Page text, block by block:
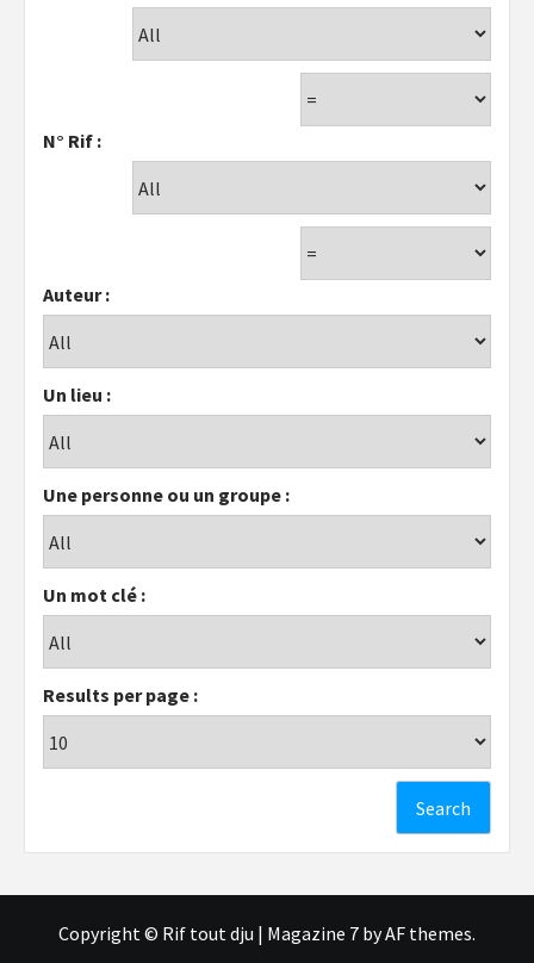
N° Rif :
Auteur :
Un lieu :
Une personne ou un groupe :
Un mot clé :
Results per page :
Copyright © Rif tout dju | Magazine 7 by AF themes.